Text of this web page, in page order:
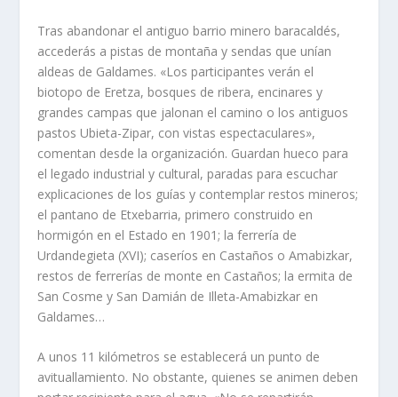
Tras abandonar el antiguo barrio minero baracaldés,
accederás a pistas de montaña y sendas que unían
aldeas de Galdames. «Los participantes verán el
biotopo de Eretza, bosques de ribera, encinares y
grandes campas que jalonan el camino o los antiguos
pastos Ubieta-Zipar, con vistas espectaculares»,
comentan desde la organización. Guardan hueco para
el legado industrial y cultural, paradas para escuchar
explicaciones de los guías y contemplar restos mineros;
el pantano de Etxebarria, primero construido en
hormigón en el Estado en 1901; la ferrería de
Urdandegieta (XVI); caseríos en Castaños o Amabizkar,
restos de ferrerías de monte en Castaños; la ermita de
San Cosme y San Damián de Illeta-Amabizkar en
Galdames…
A unos 11 kilómetros se establecerá un punto de
avituallamiento. No obstante, quienes se animen deben